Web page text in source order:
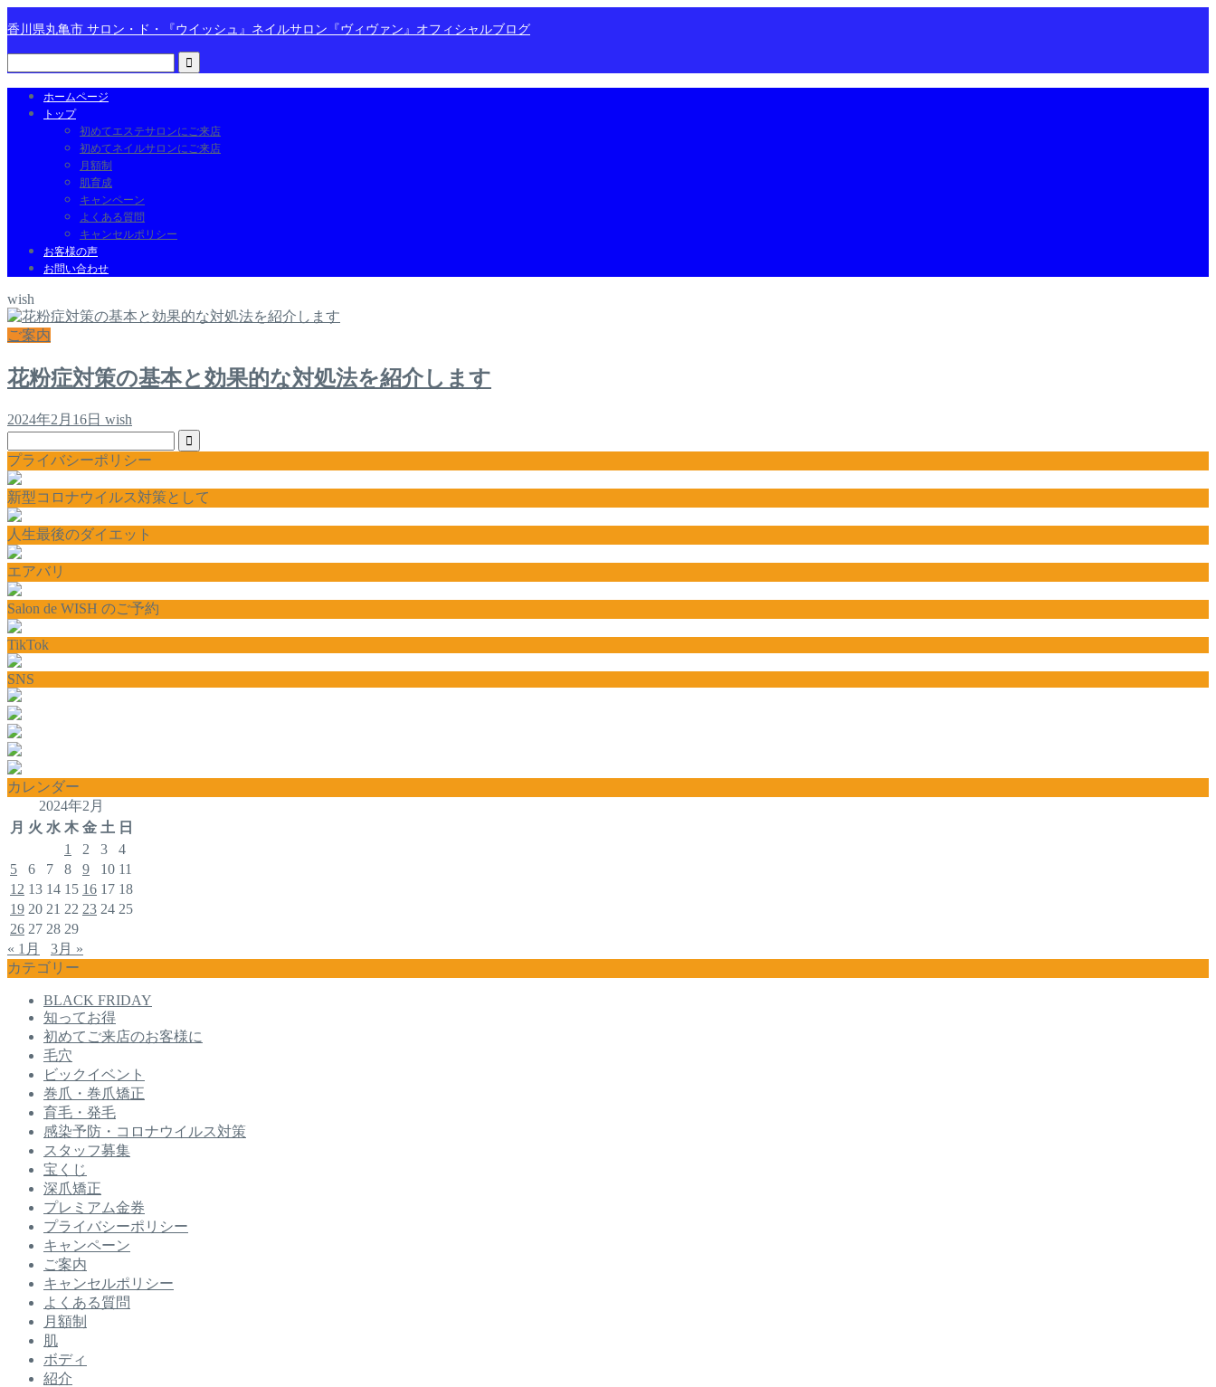
香川県丸亀市 サロン・ド・『ウイッシュ』ネイルサロン『ヴィヴァン』オフィシャルブログ
ホームページ
トップ
初めてエステサロンにご来店
初めてネイルサロンにご来店
月額制
肌育成
キャンペーン
よくある質問
キャンセルポリシー
お客様の声
お問い合わせ
wish
ご案内
花粉症対策の基本と効果的な対処法を紹介します
2024年2月16日 wish
プライバシーポリシー
新型コロナウイルス対策として
人生最後のダイエット
エアバリ
Salon de WISH のご予約
TikTok
SNS
カレンダー
2024年2月
月 火 水 木 金 土 日
1
2 3
4
5
6 7 8 9 10 11
12 13 14 15 16 17 18
19 20 21 22 23 24 25
26 27 28 29
« 1月
3月 »
カテゴリー
BLACK FRIDAY
知ってお得
初めてご来店のお客様に
毛穴
ビックイベント
巻爪・巻爪矯正
育毛・発毛
感染予防・コロナウイルス対策
スタッフ募集
宝くじ
深爪矯正
プレミアム金券
プライバシーポリシー
キャンペーン
ご案内
キャンセルポリシー
よくある質問
月額制
肌
ボディ
紹介